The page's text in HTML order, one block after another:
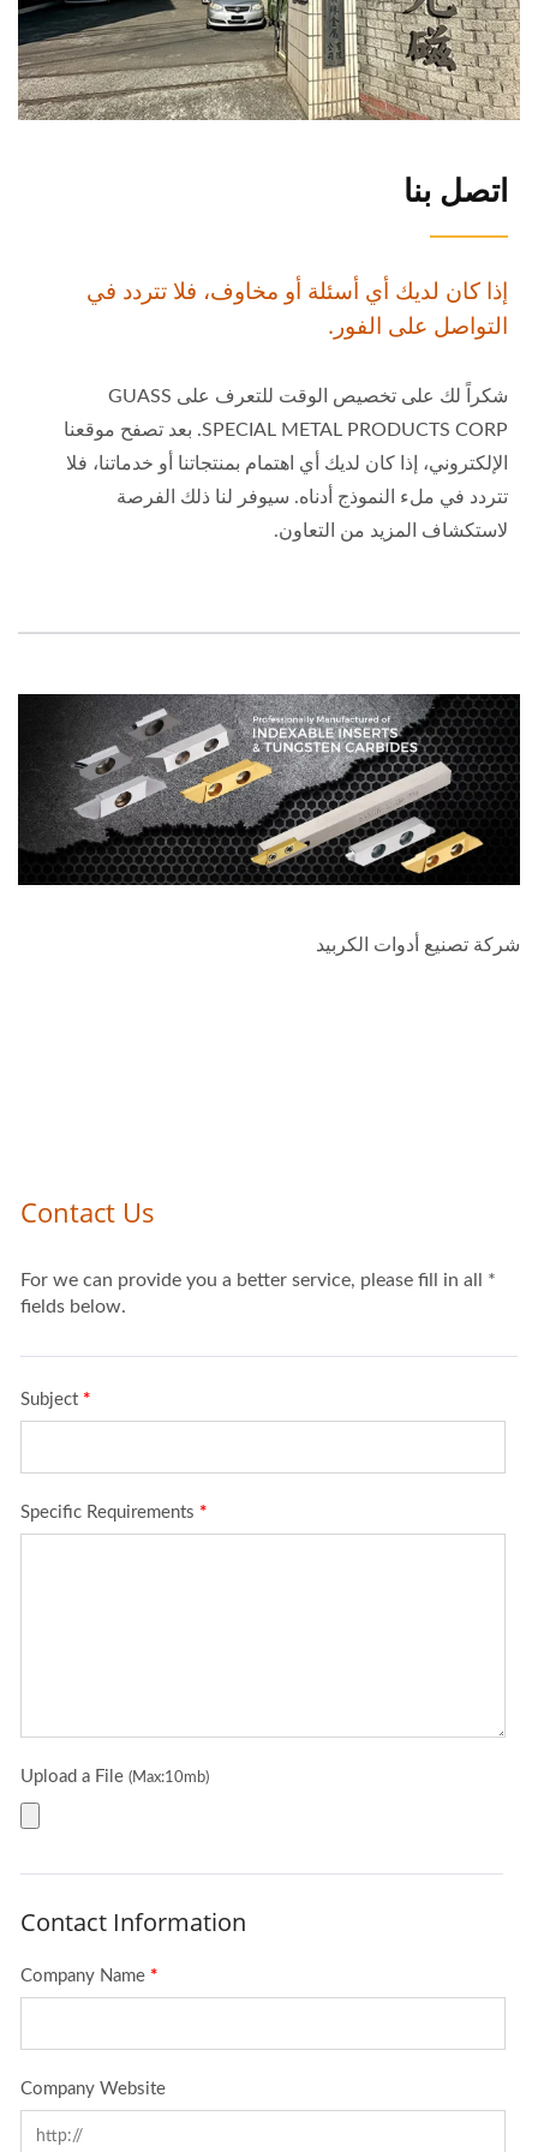
اتصل بنا
إذا كان لديك أي أسئلة أو مخاوف، فلا تتردد في
التواصل على الفور.
شكراً لك على تخصيص الوقت للتعرف على GUASS
SPECIAL METAL PRODUCTS CORP. بعد تصفح موقعنا
الإلكتروني، إذا كان لديك أي اهتمام بمنتجاتنا أو خدماتنا، فلا
تتردد في ملء النموذج أدناه. سيوفر لنا ذلك الفرصة
لاستكشاف المزيد من التعاون.
شركة تصنيع أدوات الكربيد